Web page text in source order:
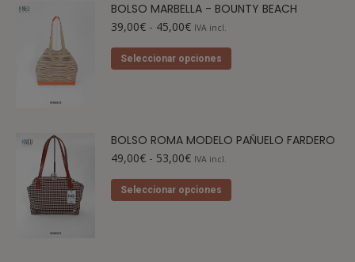
BOLSO MARBELLA - BOUNTY BEACH
39,00€ - 45,00€ IVA incl.
Seleccionar opciones
BOLSO ROMA MODELO PAÑUELO FARDERO
49,00€ - 53,00€ IVA incl.
Seleccionar opciones